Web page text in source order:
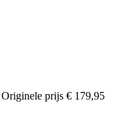
Originele prijs € 179,95